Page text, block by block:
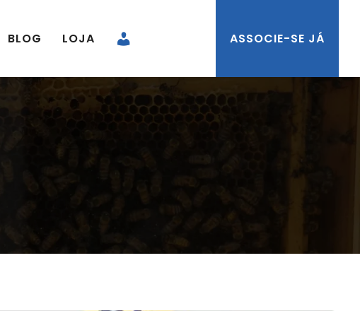
BLOG LOJA ASSOCIE-SE JÁ